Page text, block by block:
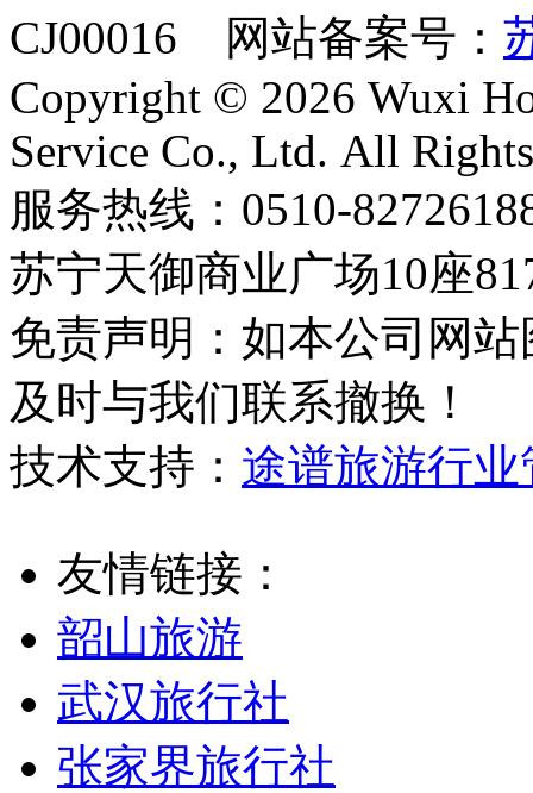
CJ00016 网站备案号：
Copyright © 2026 Wuxi
Service Co., Ltd. All
服务热线：0510-
苏宁天御商业广场10座
免责声明：如本公司网
及时与我们联系撤换！
技术支持： 途谱旅游行
友情链接：
韶山旅游
武汉旅行社
张家界旅行社